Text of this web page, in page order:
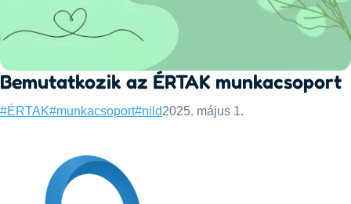
Bemutatkozik az ÉRTAK munkacsoport
Categories:
#ÉRTAK#munkacsoport#nildPublished:
2025. május 1.